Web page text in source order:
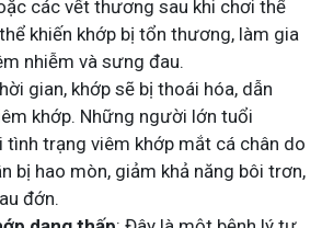
các vết thương sau khi chơi thể
khiến khớp bị tổn thương, làm gia
nhiễm và sưng đau.
gian, khớp sẽ bị thoái hóa, dẫn
khớp. Những người lớn tuổi
tình trạng viêm khớp mắt cá chân do
bị hao mòn, giảm khả năng bôi trơn,
đớn.